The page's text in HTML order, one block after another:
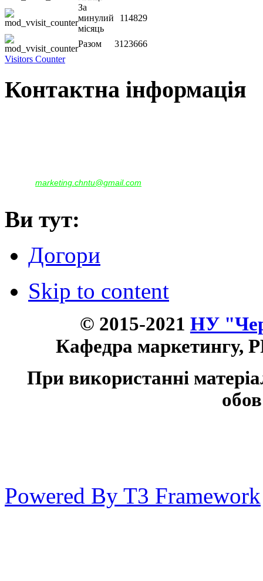
За
минулий
місяць
114829
Разом
3123666
Visitors Counter
Контактна інформація
marketing.chntu@gmail.com
Ви тут:
Догори
Skip to content
© 2015-2021 НУ
Кафедра маркетингу,
При використанні
Powered By T3 Framework